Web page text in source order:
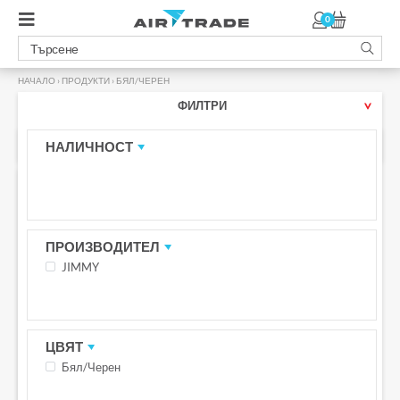
0
НАЧАЛО › ПРОДУКТИ › БЯЛ/ЧЕРЕН
ФИЛТРИ
НАЛИЧНОСТ
ПРОИЗВОДИТЕЛ
JIMMY
ЦВЯТ
Бял/Черен